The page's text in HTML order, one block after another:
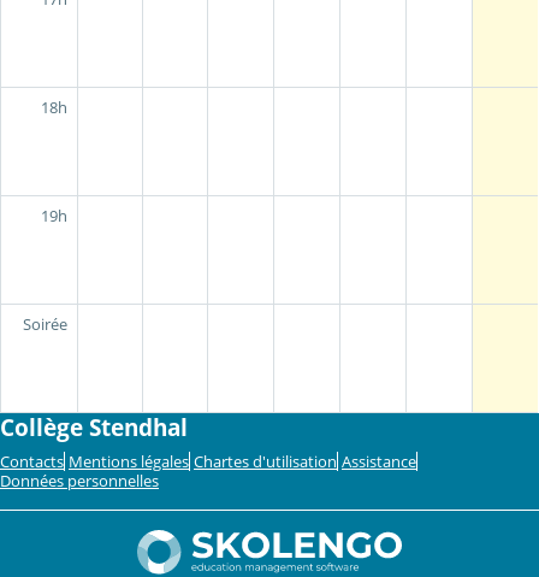
18h
19h
Soirée
Collège Stendhal
Contacts Mentions légales Chartes d'utilisation Assistance
Données personnelles